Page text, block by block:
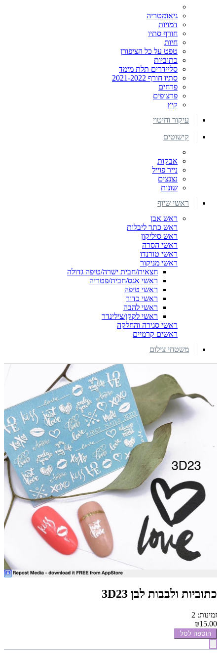
גיאומטריה
דמויות
חורף סתיו
חיות
טפט על כל הציפורן
כתוביות
סליידרים תלת מימד
סתיו חורף 2021-2022
פרחים
פרצופים
קיץ
עיקור וחיטוי
קישוטים
אבקות
נייר פוייל
נצנצים
שונות
ראשי שיוף
ראש אבן
ראש כתר ליבלות
ראש סיליקון
ראשי הסרה
ראשי טורנדו
ראשי מניקור
חצאית/חבית ישרה/טיפה גדולה
ראשי אגס/חבית/פטריה
ראשי טיפה
ראשי כדור
ראשי להבה
ראשי לקקן/צילינדר
ראשי סגירה והחלקה
ראשים קרמיים
משטחי צילום
כתוביות ולבבות לבן 3D23
זמינות: 2
₪15.00
הוספה לסל